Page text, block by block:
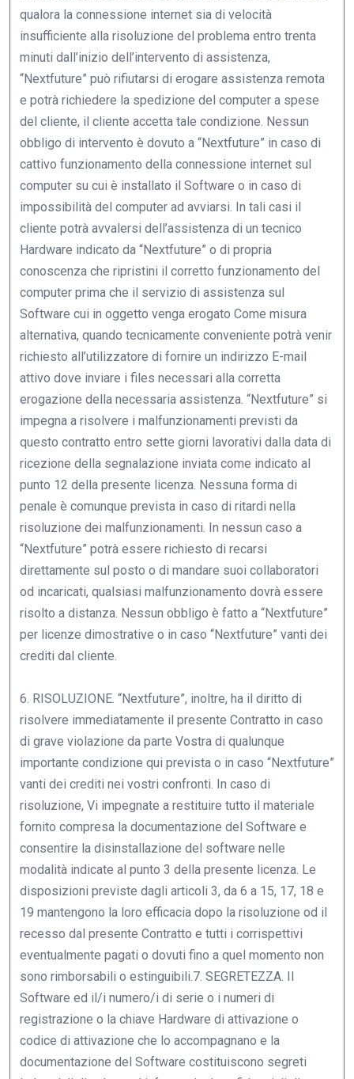
6. RISOLUZIONE. “Nextfuture”, inoltre, ha il diritto di
risolvere immediatamente il presente Contratto in caso
di grave violazione da parte Vostra di qualunque
importante condizione qui prevista o in caso “Nextfuture”
vanti dei crediti nei vostri confronti. In caso di
risoluzione, Vi impegnate a restituire tutto il materiale
fornito compresa la documentazione del Software e
consentire la disinstallazione del software nelle
modalità indicate al punto 3 della presente licenza. Le
disposizioni previste dagli articoli 3, da 6 a 15, 17, 18 e
19 mantengono la loro efficacia dopo la risoluzione od il
recesso dal presente Contratto e tutti i corrispettivi
eventualmente pagati o dovuti fino a quel momento non
sono rimborsabili o estinguibili.7. SEGRETEZZA. Il
Software ed il/i numero/i di serie o i numeri di
registrazione o la chiave Hardware di attivazione o
codice di attivazione che lo accompagnano e la
documentazione del Software costituiscono segreti